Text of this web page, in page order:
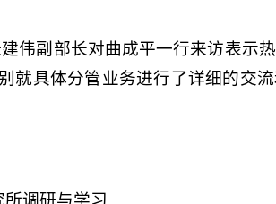
伟副部长对曲成平一行来访表示
就具体分管业务进行了详细的交
调研与学习